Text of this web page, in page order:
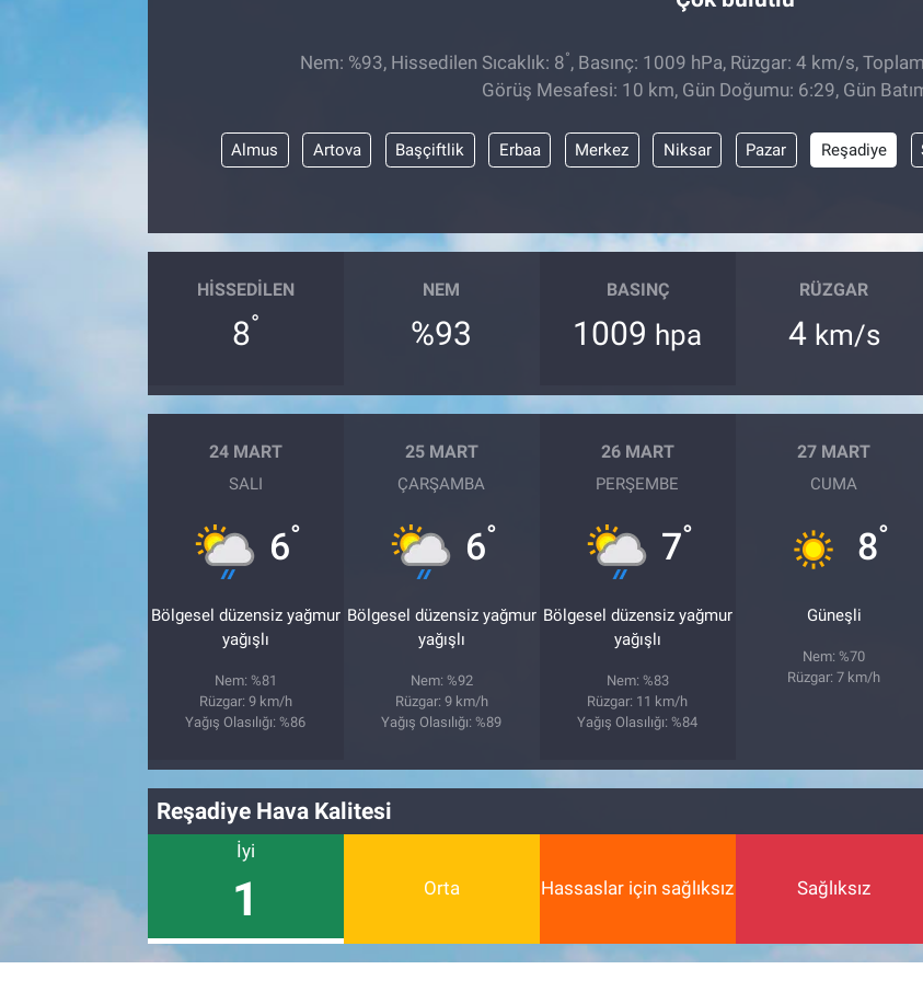
Nem: %93, Hissedilen Sıcaklık: 8°, Basınç: 1009 hPa, Rüzgar: 4 km/s,
Görüş Mesafesi: 10 km, Gün Doğumu: 6:29, Gün
Almus Artova Başçiftlik Erbaa Merkez Niksar Pazar Reşadiye
HISSEDILEN
8°
NEM
%93
BASINÇ
1009 hpa
RÜZGAR
4 km/s
24 MART
SALI
6°
Bölgesel düzensiz yağmur
yağışlı
Nem: %81
Rüzgar: 9 km/h
Yağış Olasılığı: %86
25 MART
ÇARŞAMBA
6°
Bölgesel düzensiz yağmur
yağışlı
Nem: %92
Rüzgar: 9 km/h
Yağış Olasılığı: %89
26 MART
PERŞEMBE
7°
Bölgesel düzensiz yağmur
yağışlı
Nem: %83
Rüzgar: 11 km/h
Yağış Olasılığı: %84
27 MART
CUMA
8°
Güneşli
Nem: %70
Rüzgar: 7 km/h
Reşadiye Hava Kalitesi
İyi
1 Orta Hassaslar için sağlıksız Sağlıksız